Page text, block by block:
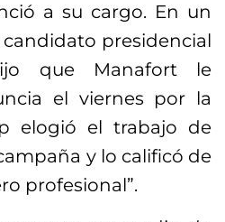
a su cargo. En un
presidencial
que Manafort le
el viernes por la
elogió el trabajo de
y lo calificó de
profesional”.